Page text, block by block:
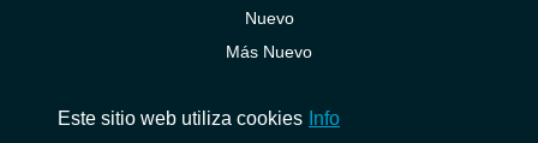
Nuevo
Más Nuevo
Este sitio web utiliza cookies Info